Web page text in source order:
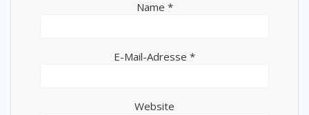
Name *
E-Mail-Adresse *
Website